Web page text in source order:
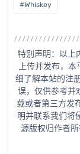
#Whiskey
特别声明：以上
上传并发布，
细了解本站的注
误，仅供参考并
载或者第三方发
明并联系我们将
源版权归作者